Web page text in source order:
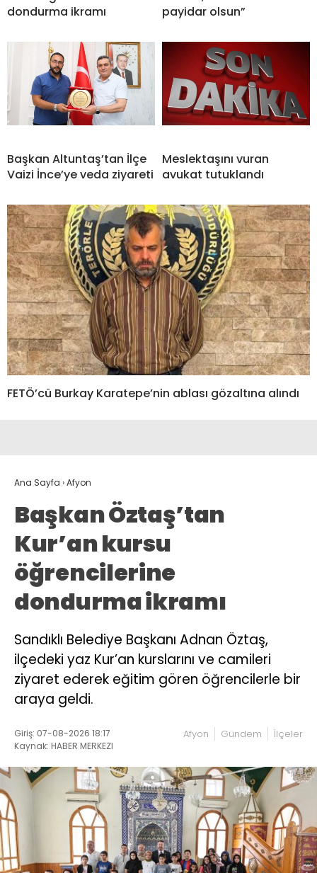
dondurma ikramı
payidar olsun”
Başkan Altuntaş’tan İlçe
Vaizi İnce’ye veda ziyareti
Meslektaşını vuran
avukat tutuklandı
FETÖ’cü Burkay Karatepe’nin ablası gözaltına alındı
Ana Sayfa ›Afyon
Başkan Öztaş’tan
Kur’an kursu
öğrencilerine
dondurma ikramı
Sandıklı Belediye Başkanı Adnan Öztaş,
ilçedeki yaz Kur’an kurslarını ve camileri
ziyaret ederek eğitim gören öğrencilerle bir
araya geldi.
Giriş: 07-08-2026 18:17
Kaynak: HABER MERKEZI
Afyon Gündem İlçeler